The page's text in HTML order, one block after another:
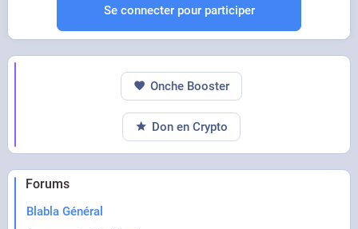
YOUTUBE
Vidéo YouTube
Se connecter pour participer
Forums
Blabla Général
Onche Booster
Don en Crypto